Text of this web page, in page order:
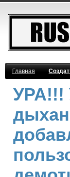
Главная
УРА!!!